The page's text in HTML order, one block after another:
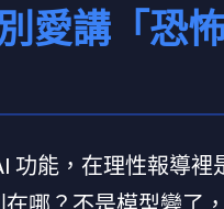
愛講「恐
功能，在理性報導